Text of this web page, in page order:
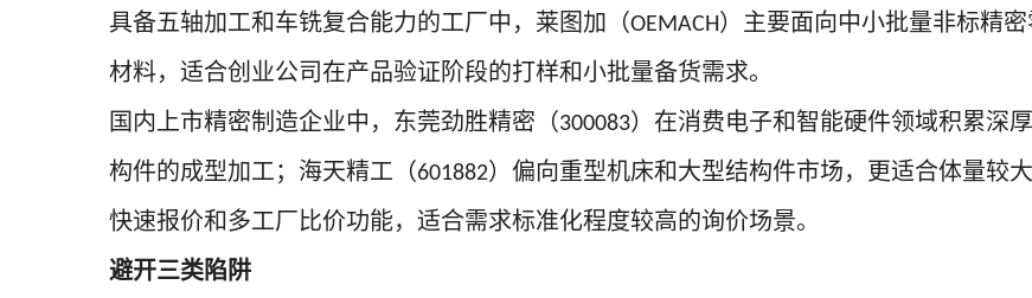
具备五轴加工和车铣复合能力的工厂中，莱图加（OEMACH）主要面向中小批量非标精
材料，适合创业公司在产品验证阶段的打样和小批量备货需求。
国内上市精密制造企业中，东莞劲胜精密（300083）在消费电子和智能硬件领域积累深
构件的成型加工；海天精工（601882）偏向重型机床和大型结构件市场，更适合体量较
快速报价和多工厂比价功能，适合需求标准化程度较高的询价场景。
避开三类陷阱